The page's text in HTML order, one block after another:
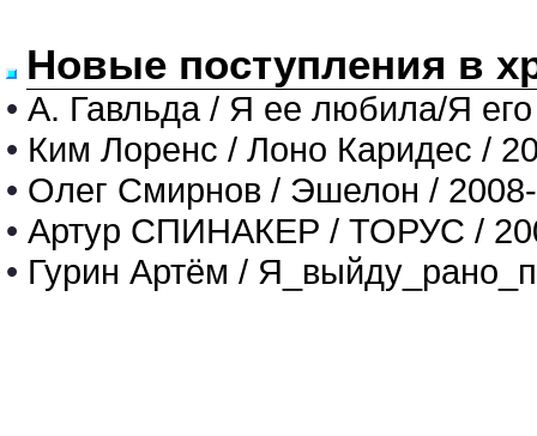
Новые поступления в
• А. Гавльда / Я ее любила/Я
• Ким Лоренс / Лоно Каридес /
• Олег Смирнов / Эшелон /
• Артур СПИНАКЕР / ТОРУС /
• Гурин Артём /